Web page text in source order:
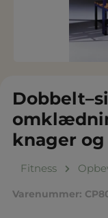
knager
Fitness
Varenummer: